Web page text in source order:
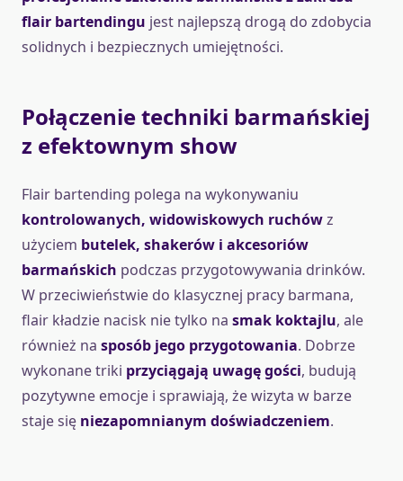
flair bartendingu jest najlepszą drogą do zdobycia
solidnych i bezpiecznych umiejętności.
Połączenie techniki barmańskiej
z efektownym show
Flair bartending polega na wykonywaniu
kontrolowanych, widowiskowych ruchówz
użyciem butelek, shakerów i akcesoriów
barmańskich podczas przygotowywania drinków.
W przeciwieństwie do klasycznej pracy barmana,
flair kładzie nacisk nie tylko na smak koktajlu, ale
również na sposób jego przygotowania. Dobrze
wykonane triki przyciągają uwagę gości, budują
pozytywne emocje i sprawiają, że wizyta w barze
staje się niezapomnianym doświadczeniem.